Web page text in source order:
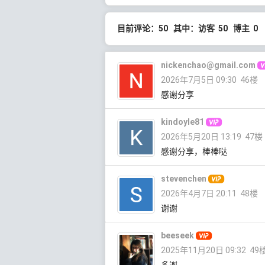
目前评论：50 其中：访客 50 博主 0
nickenchao@gmail.com
2026年7月5日 09:30 46楼
感谢分享
kindoyle81
2026年5月20日 13:19 47楼
感谢分享，棒棒哒
stevenchen
2026年4月7日 20:11
48楼
谢谢
beeseek
2025年11月20日 09:32 49